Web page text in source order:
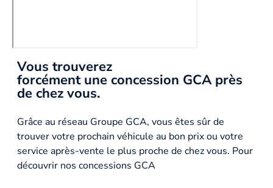
Vous trouverez
forcément une concession GCA près
de chez vous.
Grâce au réseau Groupe GCA, vous êtes sûr de
trouver votre prochain véhicule au bon prix ou votre
service après-vente le plus proche de chez vous. Pour
découvrir nos concessions GCA